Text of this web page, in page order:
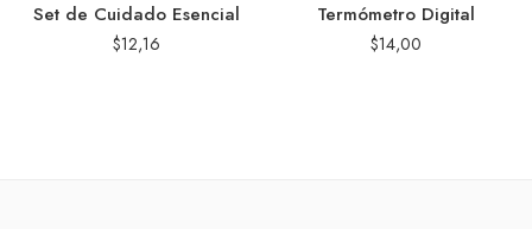
Set de Cuidado Esencial
$12,16
Termómetro Digital
$14,00